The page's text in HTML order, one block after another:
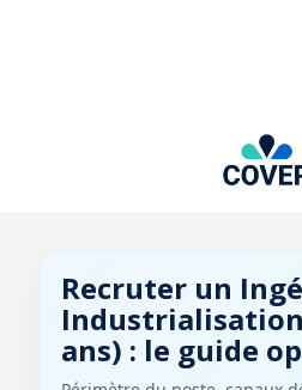
Recruter un
Industrialisation
ans) : le guide